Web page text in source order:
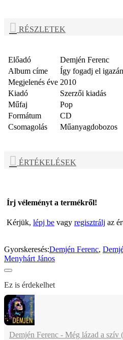
RÉSZLETEK
Előadó
Demjén Ferenc
Album címe
Így fogadj el igazán
Megjelenés éve 2010
Kiadó
Szerzői kiadás
Műfaj
Pop
Formátum
CD
Csomagolás
Műanyagdobozos
ÉRTÉKELÉSEK
Írj véleményt a termékről!
Kérjük, lépj be vagy regisztrálj az
Gyorskeresés:Demjén Ferenc,
Menyhárt János
Ez is érdekelhet
Demjén Ferenc - Még lázad a szív